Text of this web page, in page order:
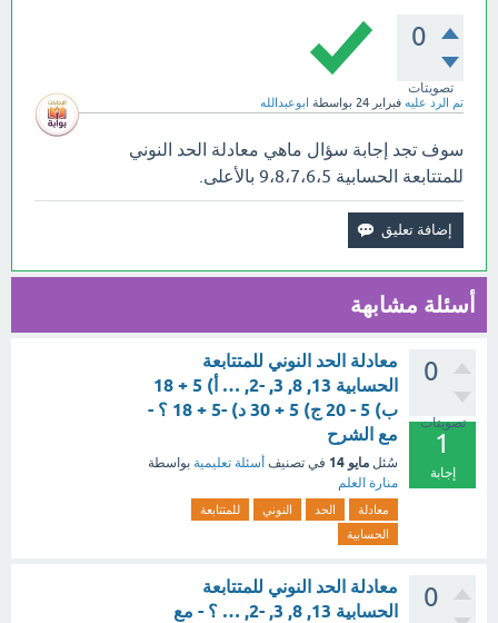
0
تصويتات
تم الرد عليه فبراير 24 بواسطة ابوعبدالله
سوف تجد إجابة سؤال ماهي معادلة الحد النوني
للمتتابعة الحسابية 9،8،7،6،5 بالأعلى.
أسئلة مشابهة
0
تصويتات
1
إجابة
معادلة الحد النوني للمتتابعة
الحسابية 13, 8, 3, -2, … أ) 5 + 18
ب) 5 - 20 ج) 5 + 30 د) -5 + 18 ؟ -
مع الشرح
سُئل مايو 14 في تصنيف أسئلة تعليمية بواسطة
منارة العلم
معادلة الحد النوني
للمتتابعة
الحسابية
0
معادلة الحد النوني للمتتابعة
الحسابية 13, 8, 3, -2, … ؟ - مع